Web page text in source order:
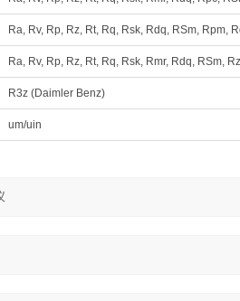
Ra, Rv, Rp, Rz, Rt, Rq, Rsk, Rdq, RSm, Rpm,
Ra, Rv, Rp, Rz, Rt, Rq, Rsk, Rmr, Rdq, RSm,
R3z (Daimler Benz)
um/uin